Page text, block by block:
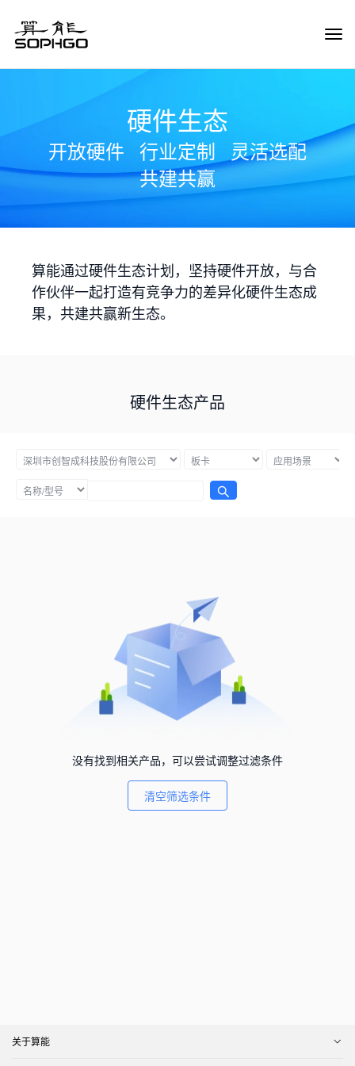
硬件生态
开放硬件 行业定制
灵活选配
共建共赢
算能通过硬件生态计划，坚持硬件开放，与合
作伙伴一起打造有竞争力的差异化硬件生态成
果，共建共赢新生态。
硬件生态产品
没有找到相关产品，可以尝试调整过滤条件
清空筛选条件
关于算能